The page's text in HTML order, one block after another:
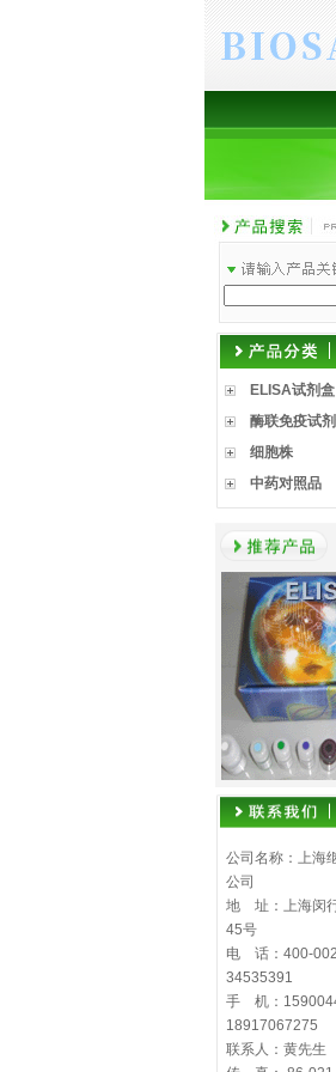
ELISA试剂盒
酶联免疫试剂
细胞株
中药对照品
公司名称：上海
公司
地 址：上海闵
45号
电 话：400-
34535391
手 机：
18917067275
联系人：黄先生